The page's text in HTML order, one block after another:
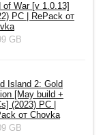
of War [v 1.0.13]
PC | RePack от
GB
Island 2: Gold
[May build +
(2023) PC |
от Chovka
GB